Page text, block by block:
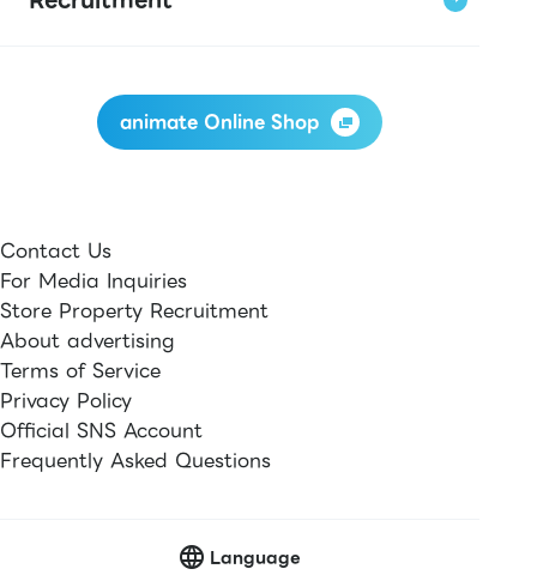
animate Online Shop
Contact Us
For Media Inquiries
Store Property Recruitment
About advertising
Terms of Service
Privacy Policy
Official SNS Account
Frequently Asked Questions
Language